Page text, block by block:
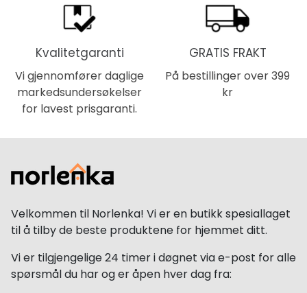
Kvalitetgaranti
Vi gjennomfører daglige
markedsundersøkelser
for lavest prisgaranti.
GRATIS FRAKT
På bestillinger over 399
kr
Velkommen til Norlenka! Vi er en butikk spesiallaget
til å tilby de beste produktene for hjemmet ditt.
Vi er tilgjengelige 24 timer i døgnet via e-post for alle
spørsmål du har og er åpen hver dag fra: